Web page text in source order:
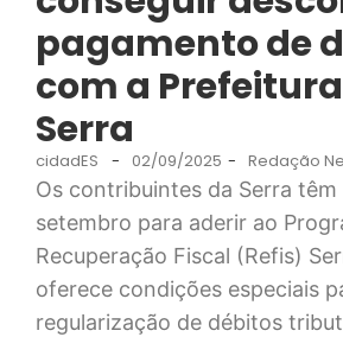
pagamento de
com a
Serra
cidadES - 02/09/2025 - Redação
Os contribuintes da Serra
setembro para aderir ao
Recuperação Fiscal (Refis)
oferece condições especiais
regularização de débitos